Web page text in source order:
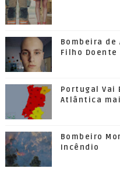
Bombeira de
Filho Doente
Portugal Vai
Atlântica
Bombeiro
Incêndio